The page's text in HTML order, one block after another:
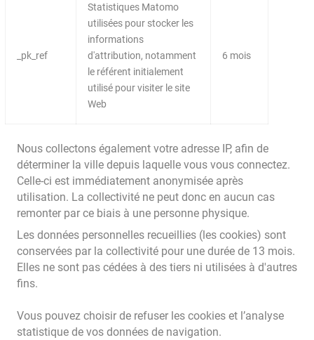
_pk_ref
Statistiques Matomo
utilisées pour stocker les
informations
d'attribution, notamment
le référent initialement
utilisé pour visiter le site
Web
6 mois
Nous collectons également votre adresse IP, afin de
déterminer la ville depuis laquelle vous vous connectez.
Celle-ci est immédiatement anonymisée après
utilisation. La collectivité ne peut donc en aucun cas
remonter par ce biais à une personne physique.
Les données personnelles recueillies (les cookies) sont
conservées par la collectivité pour une durée de 13 mois.
Elles ne sont pas cédées à des tiers ni utilisées à d'autres
fins.
Vous pouvez choisir de refuser les cookies et l’analyse
statistique de vos données de navigation.